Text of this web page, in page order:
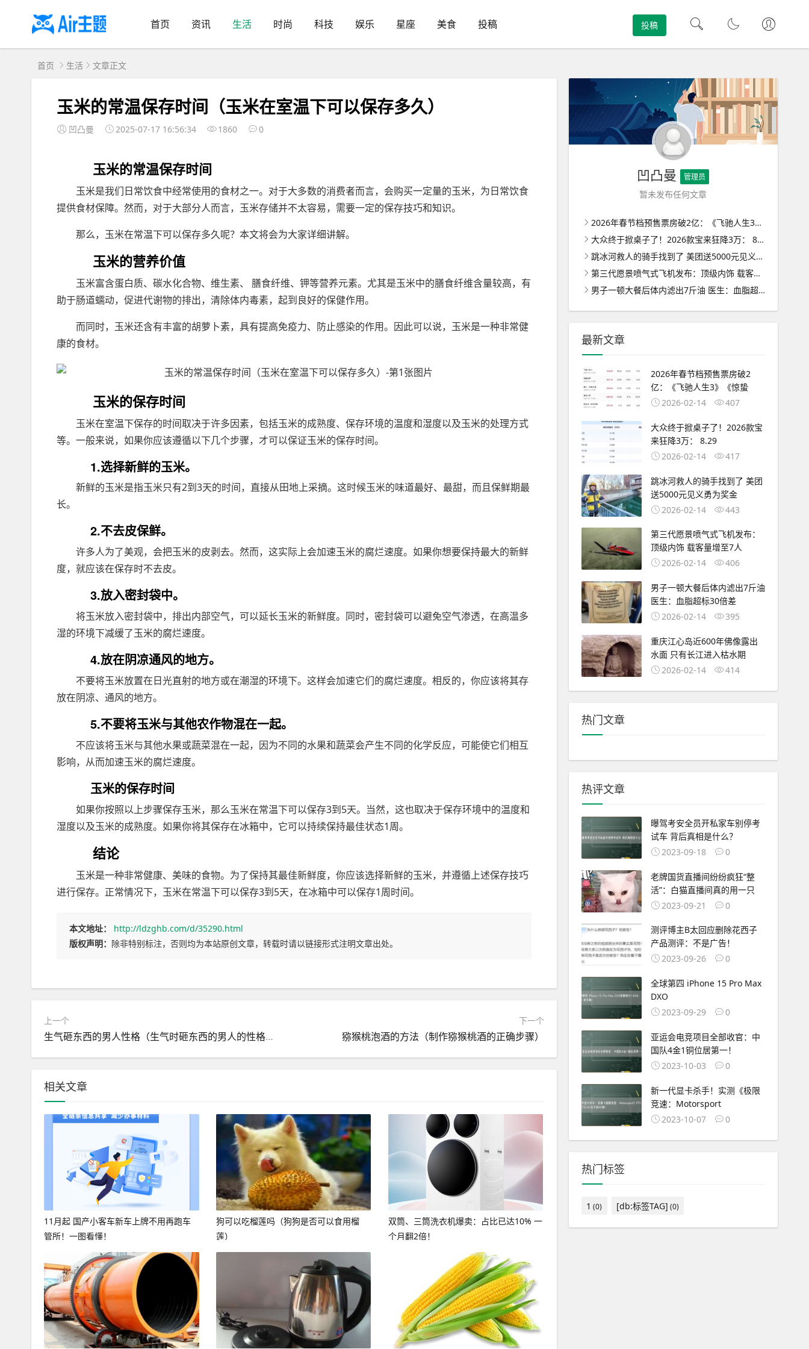
首页 资讯 生活 时尚 科技 娱乐 星座 美食 投稿 投稿
首页 生活 文章正文
玉米的常温保存时间（玉米在室温下可以保存多久）
凹凸曼 2025-07-17 16:56:34 1860 0
玉米的常温保存时间
玉米是我们日常饮食中经常使用的食材之一。对于大多数的消费者而言，会购买一定量的玉米，为日常饮食
提供食材保障。然而，对于大部分人而言，玉米存储并不太容易，需要一定的保存技巧和知识。
那么，玉米在常温下可以保存多久呢？本文将会为大家详细讲解。
玉米的营养价值
玉米富含蛋白质、碳水化合物、维生素、 膳食纤维、钾等营养元素。尤其是玉米中的膳食纤维含量较高，有
助于肠道蠕动，促进代谢物的排出，清除体内毒素，起到良好的保健作用。
而同时，玉米还含有丰富的胡萝卜素，具有提高免疫力、防止感染的作用。因此可以说，玉米是一种非常健
康的食材。
玉米的保存时间
玉米在室温下保存的时间取决于许多因素，包括玉米的成熟度、保存环境的温度和湿度以及玉米的处理方式
等。一般来说，如果你应该遵循以下几个步骤，才可以保证玉米的保存时间。
1.选择新鲜的玉米。
新鲜的玉米是指玉米只有2到3天的时间，直接从田地上采摘。这时候玉米的味道最好、最甜，而且保鲜期最
长。
2.不去皮保鲜。
许多人为了美观，会把玉米的皮剥去。然而，这实际上会加速玉米的腐烂速度。如果你想要保持最大的新鲜
度，就应该在保存时不去皮。
3.放入密封袋中。
将玉米放入密封袋中，排出内部空气，可以延长玉米的新鲜度。同时，密封袋可以避免空气渗透，在高温多
湿的环境下减缓了玉米的腐烂速度。
4.放在阴凉通风的地方。
不要将玉米放置在日光直射的地方或在潮湿的环境下。这样会加速它们的腐烂速度。相反的，你应该将其存
放在阴凉、通风的地方。
5.不要将玉米与其他农作物混在一起。
不应该将玉米与其他水果或蔬菜混在一起，因为不同的水果和蔬菜会产生不同的化学反应，可能使它们相互
影响，从而加速玉米的腐烂速度。
玉米的保存时间
如果你按照以上步骤保存玉米，那么玉米在常温下可以保存3到5天。当然，这也取决于保存环境中的温度和
湿度以及玉米的成熟度。如果你将其保存在冰箱中，它可以持续保持最佳状态1周。
结论
玉米是一种非常健康、美味的食物。为了保持其最佳新鲜度，你应该选择新鲜的玉米，并遵循上述保存技巧
进行保存。正常情况下，玉米在常温下可以保存3到5天，在冰箱中可以保存1周时间。
本文地址：
http://ldzghb.com/d/35290.html
版权声明： 除非特别标注，否则均为本站原创文章，转载时请以链接形式注明文章出处。
上一个
生气砸东西的男人性格（生气时砸东西的男人的性格特征）
下一个
猕猴桃泡酒的方法（制作猕猴桃酒的正确步骤）
相关文章
11月起 国产小客车新车上牌不用再跑车
管所！一图看懂！
狗可以吃榴莲吗（狗狗是否可以食用榴
莲）
双筒、三筒洗衣机爆卖：占比已达10% 一
个月翻2倍！
凹凸曼 管理员
暂未发布任何文章
2026年春节档预售票房破2亿：《飞驰人生3》《惊蛰无声》《镖人》前三 ！
大众终于掀桌子了！2026款宝来狂降3万： 8.29万起售无减配 ！
跳冰河救人的骑手找到了 美团送5000元见义勇为奖金 ！
第三代愿景喷气式飞机发布：顶级内饰 载客量增至7人 ！
男子一顿大餐后体内滤出7斤油 医生：血脂超标30倍差点没命 ！
最新文章
2026年春节档预售票房破2
亿：《飞驰人生3》《惊蛰
2026-02-14
407
大众终于掀桌子了！2026款宝
来狂降3万： 8.29
2026-02-14
417
跳冰河救人的骑手找到了 美团
送5000元见义勇为奖金
2026-02-14
443
第三代愿景喷气式飞机发布：
顶级内饰 载客量增至7人
2026-02-14
406
男子一顿大餐后体内滤出7斤油
医生：血脂超标30倍差
2026-02-14
395
重庆江心岛近600年佛像露出
水面 只有长江进入枯水期
2026-02-14
414
热门文章
热评文章
曝驾考安全员开私家车别停考
试车 背后真相是什么？
2023-09-18
0
老牌国货直播间纷纷疯狂“整
活”：白猫直播间真的用一只
2023-09-21
0
测评博主B太回应删除花西子
产品测评：不是广告！
2023-09-26
0
全球第四 iPhone 15 Pro Max
DXO
2023-09-29
0
亚运会电竞项目全部收官：中
国队4金1铜位居第一！
2023-10-03
0
新一代显卡杀手！实测《极限
竞速：Motorsport
2023-10-07
0
热门标签
1 (0) [db:标签TAG] (0)